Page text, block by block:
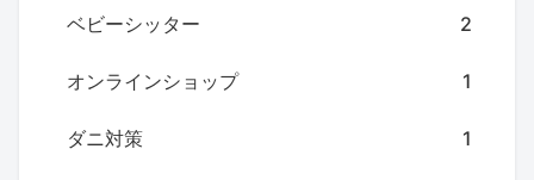
ベビーシッター 2
オンラインショップ 1
ダニ対策 1